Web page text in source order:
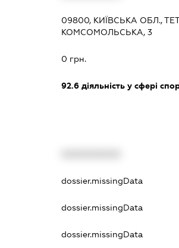
09800, КИЇВСЬКА ОБЛ.,
КОМСОМОЛЬСЬКА, 3
0 грн.
92.6діяльність у сфері
dossier.missingData
dossier.missingData
dossier.missingData